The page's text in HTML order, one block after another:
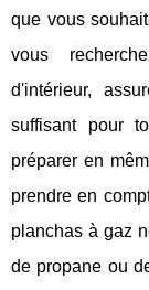
que vous
vous
d'intérieur,
suffisant pour
préparer en
prendre en
planchas à gaz
de propane ou